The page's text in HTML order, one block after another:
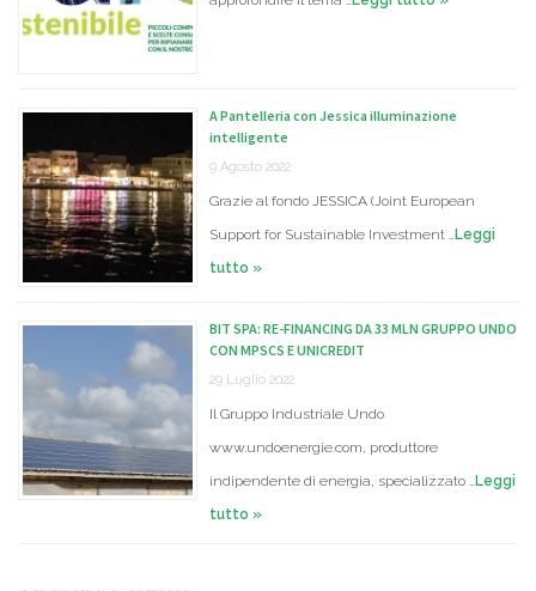
A Pantelleria con Jessica illuminazione
intelligente
9 Agosto 2022
Grazie al fondo JESSICA (Joint European
Support for Sustainable Investment …Leggi
tutto »
BIT SPA: RE-FINANCING DA 33 MLN GRUPPO UNDO
CON MPSCS E UNICREDIT
29 Luglio 2022
Il Gruppo Industriale Undo
www.undoenergie.com, produttore
indipendente di energia, specializzato …Leggi
tutto »